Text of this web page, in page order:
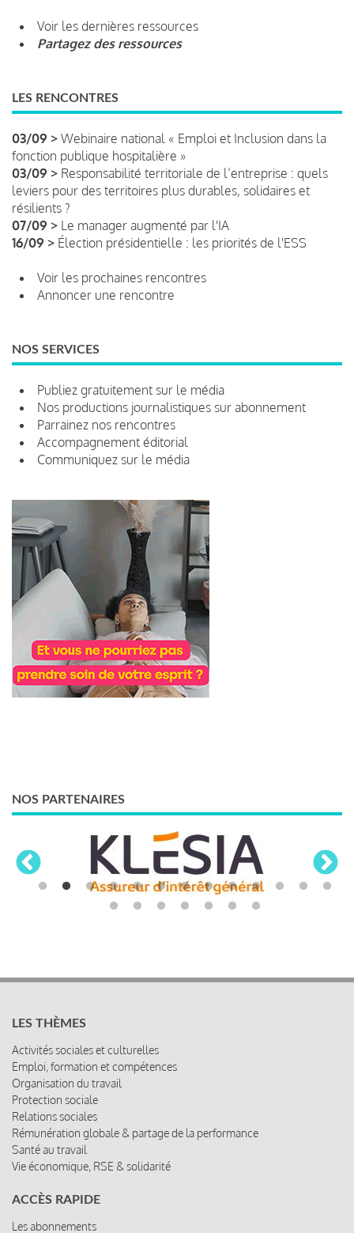
Voir les dernières ressources
Partagez des ressources
LES RENCONTRES
03/09 > Webinaire national « Emploi et Inclusion dans la
fonction publique hospitalière »
03/09 > Responsabilité territoriale de l’entreprise : quels
leviers pour des territoires plus durables, solidaires et
résilients ?
07/09 > Le manager augmenté par l'IA
16/09 > Élection présidentielle : les priorités de l'ESS
Voir les prochaines rencontres
Annoncer une rencontre
NOS SERVICES
Publiez gratuitement sur le média
Nos productions journalistiques sur abonnement
Parrainez nos rencontres
Accompagnement éditorial
Communiquez sur le média
NOS PARTENAIRES
LES THÈMES
Activités sociales et culturelles
Emploi, formation et compétences
Organisation du travail
Protection sociale
Relations sociales
Rémunération globale & partage de la performance
Santé au travail
Vie économique, RSE & solidarité
ACCÈS RAPIDE
Les abonnements